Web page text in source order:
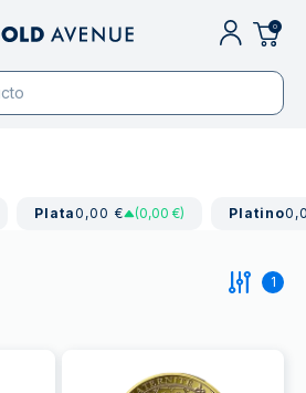
0
Plata0,00 € (0,00 €) Platino
1